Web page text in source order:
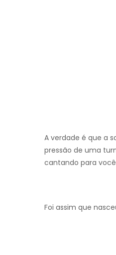
A verdade é que a
pressão de uma
cantando para
Foi assim que